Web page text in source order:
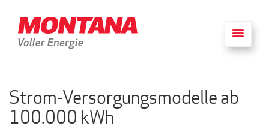
Strom-Versorgungsmodelle ab
100.000 kWh